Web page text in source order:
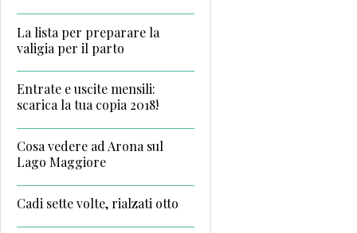
La lista per preparare la
valigia per il parto
Entrate e uscite mensili:
scarica la tua copia 2018!
Cosa vedere ad Arona sul
Lago Maggiore
Cadi sette volte, rialzati otto